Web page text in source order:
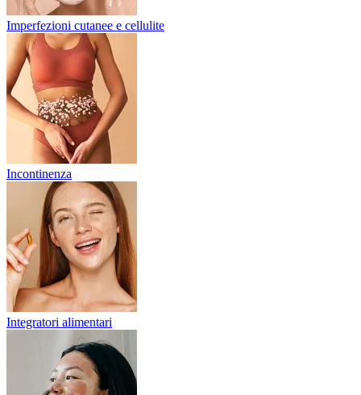
Imperfezioni cutanee e cellulite
Incontinenza
Integratori alimentari